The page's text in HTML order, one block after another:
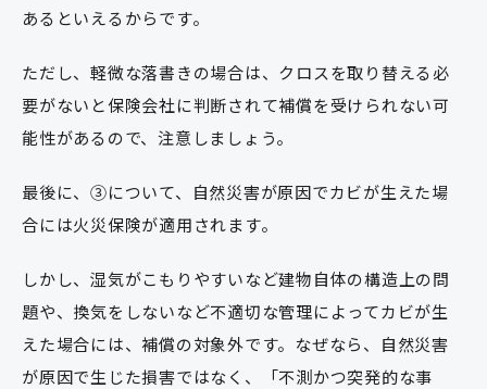
あるといえるからです。
ただし、軽微な落書きの場合は、クロスを取り替える必
要がないと保険会社に判断されて補償を受けられない可
能性があるので、注意しましょう。
最後に、③について、自然災害が原因でカビが生えた場
合には火災保険が適用されます。
しかし、湿気がこもりやすいなど建物自体の構造上の問
題や、換気をしないなど不適切な管理によってカビが生
えた場合には、補償の対象外です。なぜなら、自然災害
が原因で生じた損害ではなく、「不測かつ突発的な事